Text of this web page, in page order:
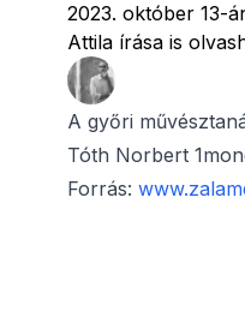
2023. október 13-
Attila írása is
A győri
Tóth Norbert
Forrás: